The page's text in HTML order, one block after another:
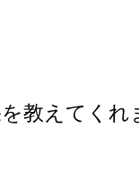
教えてくれ